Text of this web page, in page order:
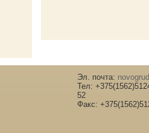
Эл. почта:
Тел:
52
Факс: